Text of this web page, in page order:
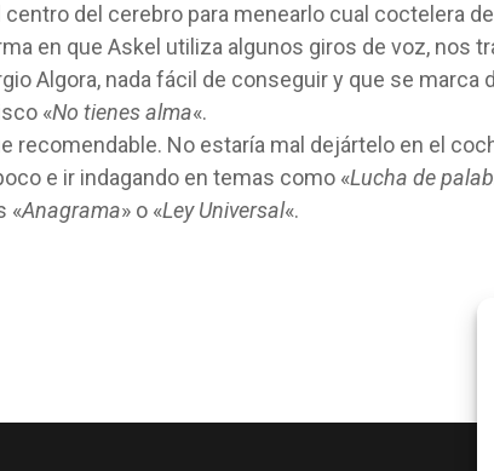
del cerebro para menearlo cual coctelera
en que Askel utiliza algunos giros de voz, nos
Algora, nada fácil de conseguir y que se marca
«No tienes alma«.
recomendable. No estaría mal dejártelo en el
e ir indagando en temas como «Lucha de
«Anagrama» o «Ley Universal«.